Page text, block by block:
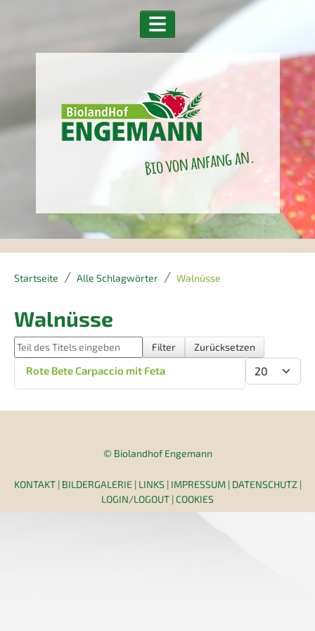
Startseite Alle Schlagwörter Walnüsse
Walnüsse
Teil des Titels eingeben Filter
Zurücksetzen
Anzeige #
Rote Bete Carpaccio mit Feta
© Biolandhof Engemann
KONTAKT| BILDERGALERIE | LINKS| IMPRESSUM| DATENSCHUTZ|
LOGIN/LOGOUT |COOKIES